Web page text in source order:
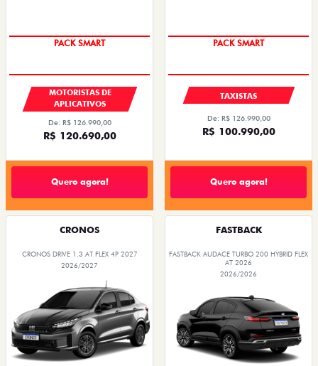
PACK SMART
MOTORISTAS DE
APLICATIVOS
De: R$ 126.990,00
R$ 120.690,00
Quero agora!
PACK SMART
TAXISTAS
De: R$ 126.990,00
R$ 100.990,00
Quero agora!
CRONOS
CRONOS DRIVE 1.3 AT FLEX 4P 2027
2026/2027
FASTBACK
FASTBACK AUDACE TURBO 200 HYBRID FLEX
AT 2026
2026/2026